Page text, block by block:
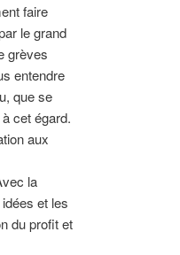
faire
le grand
grèves
entendre
que se
cet égard.
aux
la
et les
du profit et